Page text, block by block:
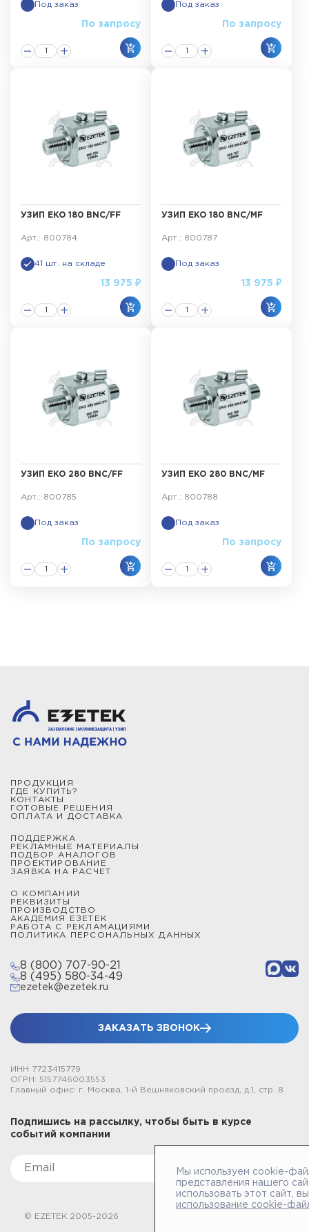
Под заказ
По запросу
Под заказ
По запросу
УЗИП EKO 180 BNC/FF
Арт.: 800784
41 шт. на складе
13 975 ₽
УЗИП EKO 180 BNC/MF
Арт.: 800787
Под заказ
13 975 ₽
УЗИП EKO 280 BNC/FF
Арт.: 800785
Под заказ
По запросу
УЗИП EKO 280 BNC/MF
Арт.: 800788
Под заказ
По запросу
ПРОДУКЦИЯ
ГДЕ КУПИТЬ?
КОНТАКТЫ
ГОТОВЫЕ РЕШЕНИЯ
ОПЛАТА И ДОСТАВКА
ПОДДЕРЖКА
РЕКЛАМНЫЕ МАТЕРИАЛЫ
ПОДБОР АНАЛОГОВ
ПРОЕКТИРОВАНИЕ
ЗАЯВКА НА РАСЧЕТ
О КОМПАНИИ
РЕКВИЗИТЫ
ПРОИЗВОДСТВО
АКАДЕМИЯ ЕЗЕТЕК
РАБОТА С РЕКЛАМАЦИЯМИ
ПОЛИТИКА ПЕРСОНАЛЬНЫХ ДАННЫХ
8 (800) 707-90-21
8 (495) 580-34-49
ezetek@ezetek.ru
ЗАКАЗАТЬ ЗВОНОК
ИНН 7723415779
ОГРН: 5157746003553
Главный офис: г. Москва, 1-й Вешняковский проезд, д.1, стр. 8
Подпишись на рассылку, чтобы быть в курсе
событий компании
© EZETEK 2005-2026
Мы используем cookie-
представления нашего
использовать этот сайт,
использование cookie-